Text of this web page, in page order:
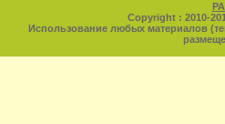
Copyright : 2010-
Использование любых материалов